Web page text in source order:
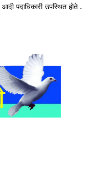
पदाधिकारी उपस्थित होते .